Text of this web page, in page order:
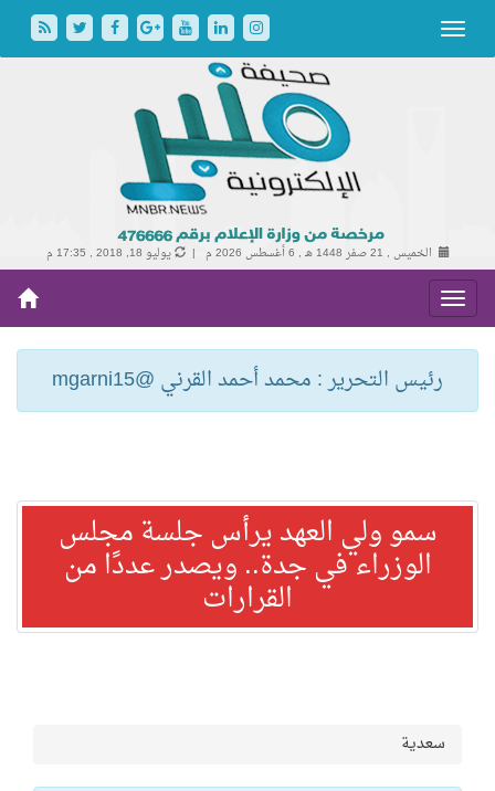
الخميس , 21 صفر 1448 هـ , 6 أغسطس 2026 م | يوليو 18, 2018 , 17:35 م
رئيس التحرير : محمد أحمد القرني @mgarni15
سمو ولي العهد يرأس جلسة مجلس
الوزراء في جدة.. ويصدر عددًا من
القرارات
سعدية